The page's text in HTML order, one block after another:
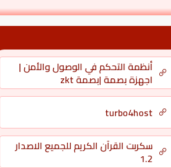
أنظمة التحكم في الوصول والأمن |
اجهزة بصمة |بصمة zkt
turbo4host
سكربت القرآن الكريم للجميع الاصدار
1.2